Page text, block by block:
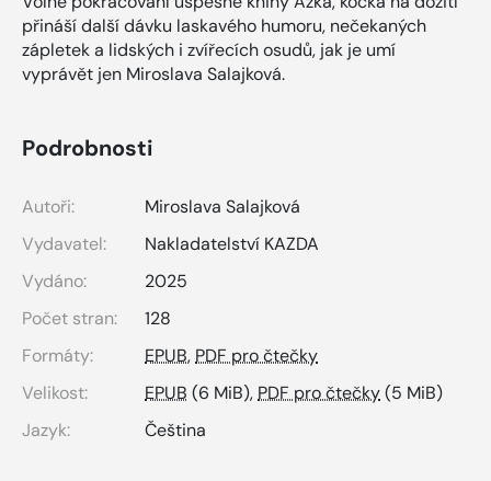
přináší další dávku laskavého humoru, nečekaných
zápletek a lidských i zvířecích osudů, jak je umí
vyprávět jen Miroslava Salajková.
Podrobnosti
Autoři:
Miroslava Salajková
Vydavatel:
Nakladatelství KAZDA
Vydáno:
2025
Počet stran:
128
Formáty:
EPUB,PDF pro čtečky
Velikost:
EPUB (6 MiB),PDF pro čtečky(5 MiB)
Jazyk:
Čeština